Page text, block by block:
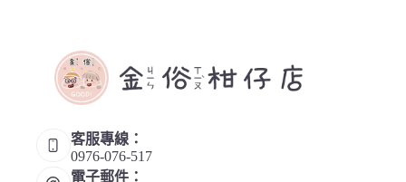
客服專線：
0976-076-517
電子郵件：